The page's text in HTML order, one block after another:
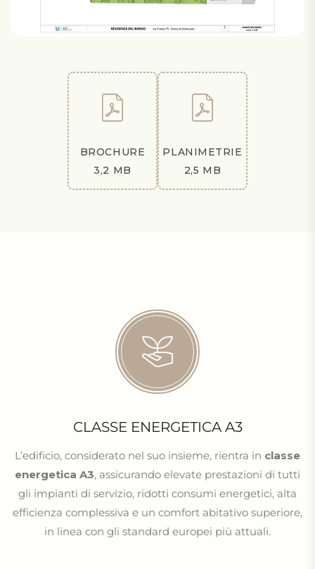
BROCHURE
3,2 MB
PLANIMETRIE
2,5 MB
CLASSE ENERGETICA A3
L’edificio, considerato nel suo insieme, rientra in classe
energetica A3, assicurando elevate prestazioni di tutti
gli impianti di servizio, ridotti consumi energetici, alta
efficienza complessiva e un comfort abitativo superiore,
in linea con gli standard europei più attuali.